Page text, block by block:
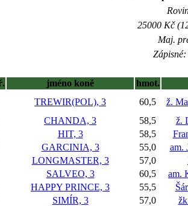
25000 Kč
Maj.
jméno koně
hmot.
TREWIR(POL), 3 60,5
ž.
CHANDA, 3 58,5
ž.
HIT, 3 58,5
GARCINIA, 3 55,0
am.
LONGMASTER, 3 57,0
SALVEO, 3 60,5
am.
HAPPY PRINCE, 3 55,5
SIMÍR, 3 57,0